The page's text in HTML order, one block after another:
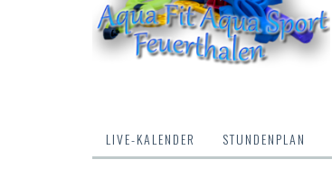
LIVE-KALENDER STUNDENPLAN